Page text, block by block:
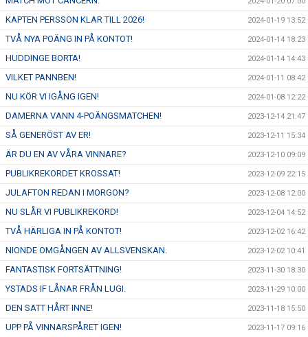
KAPTEN PERSSON KLAR TILL 2026! 2024-01-19 13:52
TVÅ NYA POÄNG IN PÅ KONTOT! 2024-01-14 18:23
HUDDINGE BORTA! 2024-01-14 14:43
VILKET PANNBEN! 2024-01-11 08:42
NU KÖR VI IGÅNG IGEN! 2024-01-08 12:22
DAMERNA VANN 4-POÄNGSMATCHEN! 2023-12-14 21:47
SÅ GENERÖST AV ER! 2023-12-11 15:34
ÄR DU EN AV VÅRA VINNARE? 2023-12-10 09:09
PUBLIKREKORDET KROSSAT! 2023-12-09 22:15
JULAFTON REDAN I MORGON? 2023-12-08 12:00
NU SLÅR VI PUBLIKREKORD! 2023-12-04 14:52
TVÅ HÄRLIGA IN PÅ KONTOT! 2023-12-02 16:42
NIONDE OMGÅNGEN AV ALLSVENSKAN. 2023-12-02 10:41
FANTASTISK FORTSÄTTNING! 2023-11-30 18:30
YSTADS IF LÅNAR FRÅN LUGI. 2023-11-29 10:00
DEN SATT HÅRT INNE! 2023-11-18 15:50
UPP PÅ VINNARSPÅRET IGEN! 2023-11-17 09:16